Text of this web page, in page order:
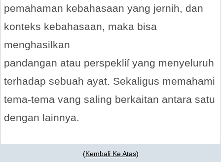
pemahaman kebahasaan yang jernih, dan
konteks kebahasaan, maka bisa
menghasilkan
pandangan atau perspekliſ yang menyeluruh
terhadap sebuah ayat. Sekaligus memahami
tema-tema vang saling berkaitan antara satu
dengan lainnya.
(Kembali Ke Atas)